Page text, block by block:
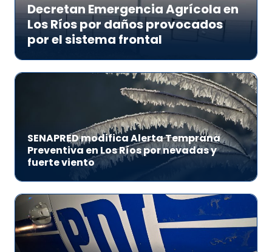
Decretan Emergencia Agrícola en
Los Ríos por daños provocados
por el sistema frontal
SENAPRED modifica Alerta Temprana
Preventiva en Los Ríos por nevadas y
fuerte viento